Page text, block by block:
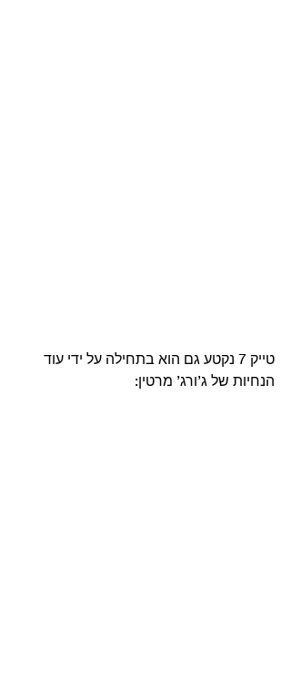
טייק 7 נקטע גם הוא בתחילה על ידי עוד
הנחיות של ג’ורג’ מרטין: